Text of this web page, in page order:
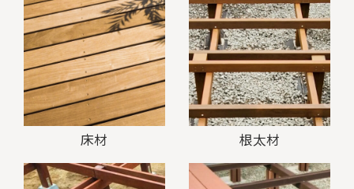
床材 根太材